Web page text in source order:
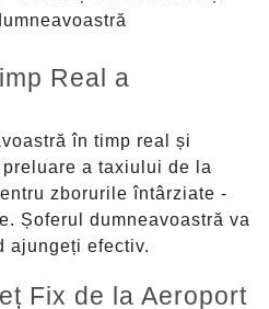
Real a
în timp real și
a taxiului de la
zborurile întârziate -
Șoferul dumneavoastră va
ajungeți efectiv.
Fix de la Aeroport